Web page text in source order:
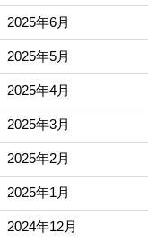
2025年6月
2025年5月
2025年4月
2025年3月
2025年2月
2025年1月
2024年12月